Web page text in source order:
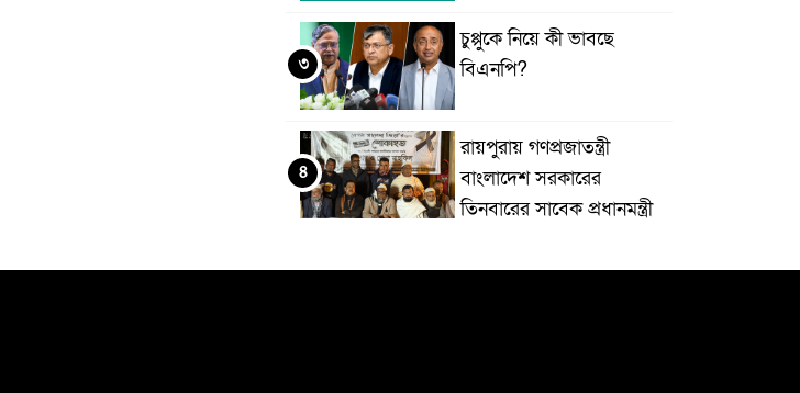
চুপ্পুকে নিয়ে কী ভাবছে
বিএনপি?
৩
রায়পুরায় গণপ্রজাতন্ত্রী
বাংলাদেশ সরকারের
তিনবারের সাবেক প্রধানমন্ত্রী
চেয়ারপারসন বেগম খালেদা জিয়ার রুহের মাগফেরাত
৪